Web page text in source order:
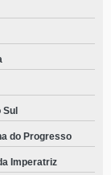
do Progresso
Imperatriz